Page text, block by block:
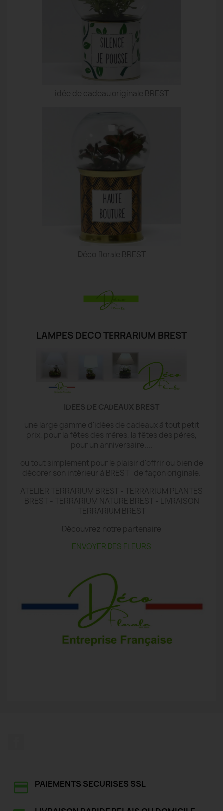
idée de cadeau originale BREST
Déco florale BREST
LAMPES DECO TERRARIUM BREST
IDEES DE CADEAUX BREST
une large gamme d'idées de cadeaux à tout petit
prix, pour la fêtes des mères, la fêtes des pères,
pour un anniversaire....
ou tout simplement pour le plaisir d'offrir ou bien de
décorer son intérieur à BREST de façon originale.
ATELIER TERRARIUM BREST - TERRARIUM PLANTES
BREST - TERRARIUM NATURE BREST - LIVRAISON
TERRARIUM BREST
Découvrez notre partenaire
ENVOYER DES FLEURS
PAIEMENTS SECURISES SSL